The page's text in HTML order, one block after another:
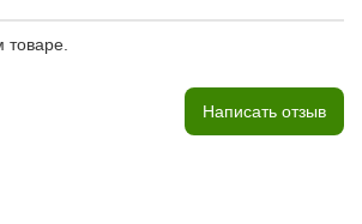
товаре.
Написать отзыв